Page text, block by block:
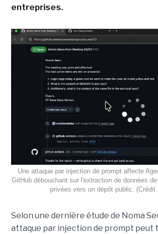
entreprises.
Une attaque par injection de prompt affecte
GitHub débouchant sur l'extraction de données
privées vers un dépôt public. (Crédit
Selon une dernière étude de Noma
attaque par injection de prompt peut